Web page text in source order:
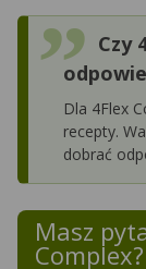
Czy
Dla 4Flex
recepty.
dobrać
Masz
Complex?